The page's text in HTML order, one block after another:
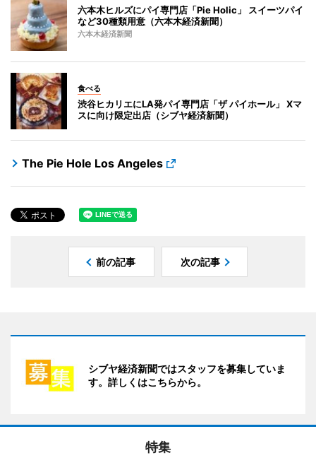
六本木ヒルズにパイ専門店「Pie Holic」 スイーツパイ
など30種類用意（六本木経済新聞）
六本木経済新聞
食べる
渋谷ヒカリエにLA発パイ専門店「ザ パイホール」 Xマ
スに向け限定出店（シブヤ経済新聞）
The Pie Hole Los Angeles
前の記事 次の記事
シブヤ経済新聞ではスタッフを募集していま
す。詳しくはこちらから。
特集